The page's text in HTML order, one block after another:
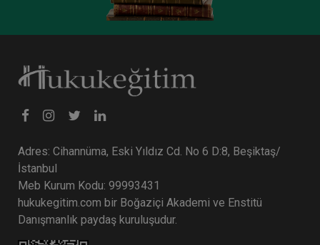
Adres: Cihannüma, Eski Yıldız Cd. No 6 D:8, Beşiktaş/
İstanbul
Meb Kurum Kodu: 99993431
hukukegitim.com bir Boğaziçi Akademi ve Enstitü
Danışmanlık paydaş kuruluşudur.